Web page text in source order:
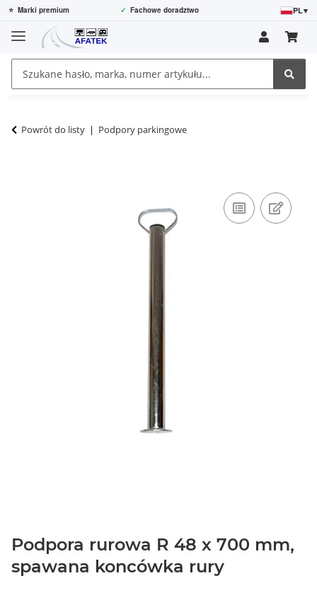
⭐ Marki premium ✓ Fachowe doradztwo PL▾
Powrót do listy Podpory parkingowe
Podpora rurowa R 48 x 700 mm,
spawana koncówka rury